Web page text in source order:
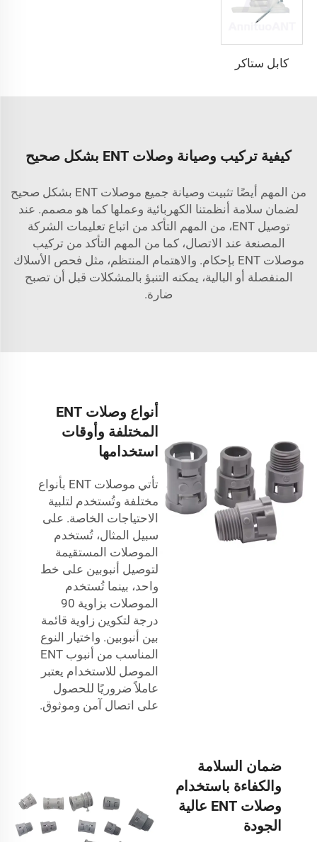
كابل ستاكر
كيفية تركيب وصيانة وصلات ENT بشكل صحيح
من المهم أيضًا تثبيت وصيانة جميع موصلات ENT بشكل صحيح
لضمان سلامة أنظمتنا الكهربائية وعملها كما هو مصمم. عند
توصيل ENT، من المهم التأكد من اتباع تعليمات الشركة
المصنعة عند الاتصال، كما من المهم التأكد من تركيب
موصلات ENT بإحكام. والاهتمام المنتظم، مثل فحص الأسلاك
المنفصلة أو البالية، يمكنه التنبؤ بالمشكلات قبل أن تصبح
ضارة.
أنواع وصلات ENT
المختلفة وأوقات
استخدامها
تأتي موصلات ENT بأنواع
مختلفة وتُستخدم لتلبية
الاحتياجات الخاصة. على
سبيل المثال، تُستخدم
الموصلات المستقيمة
لتوصيل أنبوبين على خط
واحد، بينما تُستخدم
الموصلات بزاوية 90
درجة لتكوين زاوية قائمة
بين أنبوبين. واختيار النوع
المناسب من أنبوب ENT
الموصل للاستخدام يعتبر
عاملاً ضروريًا للحصول
على اتصال آمن وموثوق.
ضمان السلامة
والكفاءة باستخدام
وصلات ENT عالية
الجودة